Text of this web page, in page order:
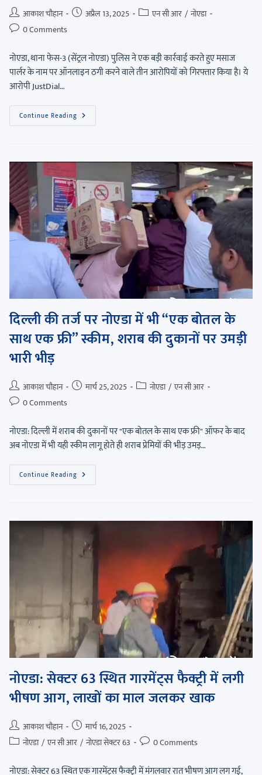
आकाश चौहान अप्रैल 13, 2025 एन सी आर / नोएडा
0 Comments
नोएडा, थाना फेस-3 (सेंट्रल नोएडा) पुलिस ने एक बड़ी कार्रवाई करते हुए मसाज
पार्लर के नाम पर ऑनलाइन ठगी करने वाले तीन आरोपियों को गिरफ्तार किया है। ये
आरोपी JustDial…
Continue Reading
दिल्ली की तर्ज पर नोएडा में भी “एक बोतल के
साथ एक फ्री” स्कीम, शराब की दुकानों पर उमड़ी
भारी भीड़
आकाश चौहान मार्च 25, 2025 नोएडा / एन सी आर
0 Comments
नोएडा: दिल्ली में शराब की दुकानों पर "एक बोतल के साथ एक फ्री" ऑफर के बाद
अब नोएडा में भी यही स्कीम लागू होते ही शराब प्रेमियों की भीड़ उमड़…
Continue Reading
नोएडा: सेक्टर 63 स्थित गारमेंट्स फैक्ट्री में लगी
भीषण आग, लाखों का माल जलकर खाक
आकाश चौहान
मार्च 16, 2025
नोएडा / एन सी आर / नोएडा सेक्टर 63 0 Comments
नोएडा: सेक्टर 63 स्थित एक गारमेंट्स फैक्ट्री में मंगलवार रात भीषण आग लग गई,